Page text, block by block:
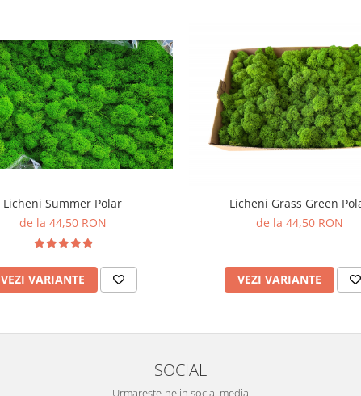
Licheni Summer Polar
de la 44,50 RON
VEZI VARIANTE
Licheni Grass Green
de la 44,50 RON
VEZI VARIANTE
SOCIAL
Urmareste-ne in social media